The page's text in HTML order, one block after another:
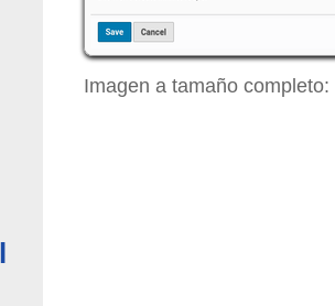
Imagen a tamaño completo: